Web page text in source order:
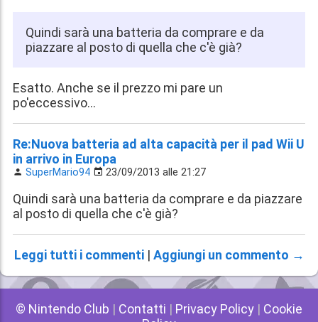
Quindi sarà una batteria da comprare e da
piazzare al posto di quella che c'è già?
Esatto. Anche se il prezzo mi pare un
po'eccessivo...
Re:Nuova batteria ad alta capacità per il pad Wii U
in arrivo in Europa
SuperMario94 23/09/2013 alle 21:27
Quindi sarà una batteria da comprare e da piazzare
al posto di quella che c'è già?
Leggi tutti i commenti| Aggiungi un commento →
© Nintendo Club | Contatti | Privacy Policy | Cookie